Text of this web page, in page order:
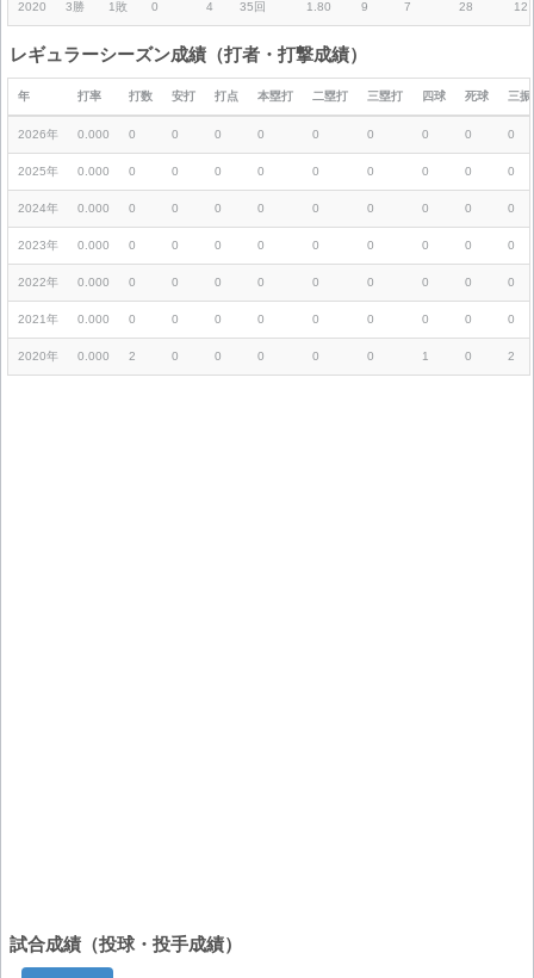
2020 3勝 1敗 0 4 35回 1.80 9 7 28 12
レギュラーシーズン成績（打者・打撃成績）
年 打率 打数 安打 打点 本塁打 二塁打 三塁打 四球 死球 三振
2026年 0.000 0 0 0 0 0 0 0 0 0
2025年 0.000 0 0 0 0 0 0 0 0 0
2024年 0.000 0 0 0 0 0 0 0 0 0
2023年 0.000 0 0 0 0 0 0 0 0 0
2022年 0.000 0 0 0 0 0 0 0 0 0
2021年 0.000 0 0 0 0 0 0 0 0 0
2020年 0.000 2 0 0 0 0 0 1 0 2
試合成績（投球・投手成績）